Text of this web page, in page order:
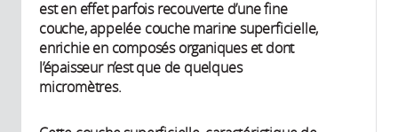
est en effet parfois recouverte d’une fine
couche, appelée couche marine superficielle,
enrichie en composés organiques et dont
l’épaisseur n’est que de quelques
micromètres.